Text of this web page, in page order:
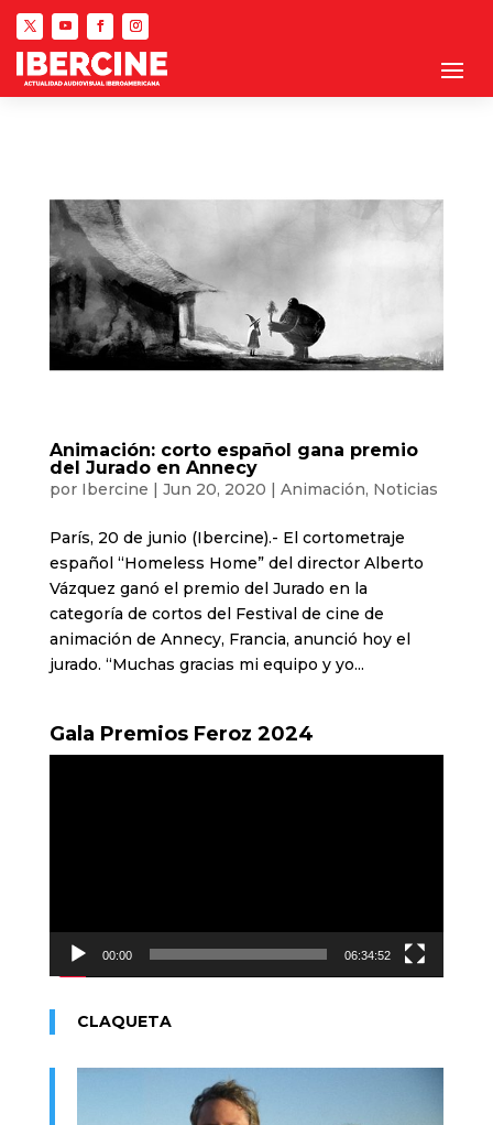
Animación: corto español gana premio
del Jurado en Annecy
por Ibercine | Jun 20, 2020 | Animación, Noticias
París, 20 de junio (Ibercine).- El cortometraje
español “Homeless Home” del director Alberto
Vázquez ganó el premio del Jurado en la
categoría de cortos del Festival de cine de
animación de Annecy, Francia, anunció hoy el
jurado. “Muchas gracias mi equipo y yo...
Gala Premios Feroz 2024
00:00 06:34:52
CLAQUETA